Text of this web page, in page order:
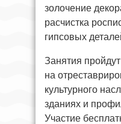
золочение
расчистка
гипсовых
Занятия
на
культурного
зданиях и
Участие